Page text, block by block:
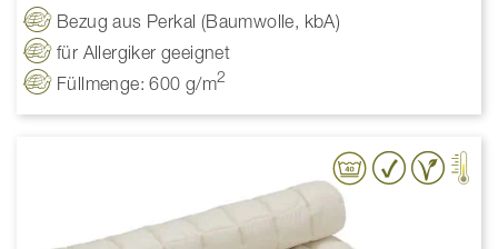
Bezug aus Perkal (Baumwolle, kbA)
für Allergiker geeignet
Füllmenge: 600 g/m2